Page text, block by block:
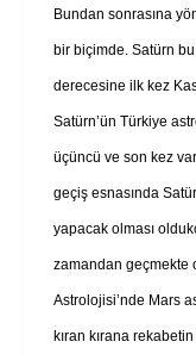
Bundan sonrasına
bir biçimde. Satürn
derecesine ilk kez
Satürn’ün Türkiye
üçüncü ve son kez
geçiş esnasında
yapacak olması
zamandan geçmekte
Astrolojisi’nde Mars
kıran kırana